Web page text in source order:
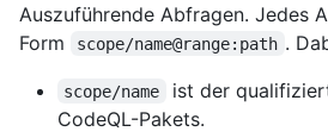
Auszuführende Abfragen. Jedes
Form
scope/name@range:path .
scope/name
ist der
CodeQL-Pakets.